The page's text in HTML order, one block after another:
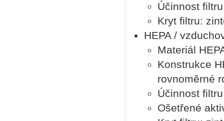
Účinnost
Kryt filtru:
HEPA /
Materiál
Konstrukce
rovnoměrné
Účinnost
Ošetřené